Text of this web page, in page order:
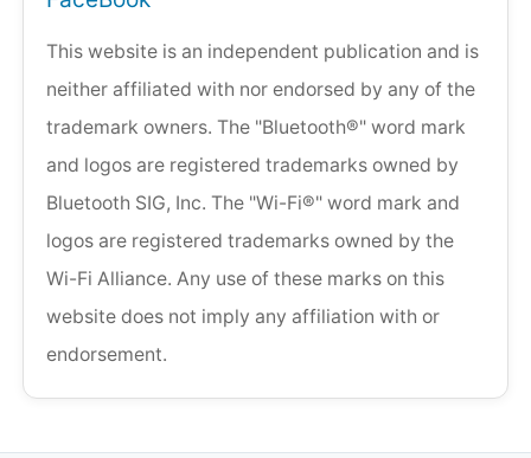
This website is an independent publication and is
neither affiliated with nor endorsed by any of the
trademark owners. The "Bluetooth®" word mark
and logos are registered trademarks owned by
Bluetooth SIG, Inc. The "Wi-Fi®" word mark and
logos are registered trademarks owned by the
Wi-Fi Alliance. Any use of these marks on this
website does not imply any affiliation with or
endorsement.